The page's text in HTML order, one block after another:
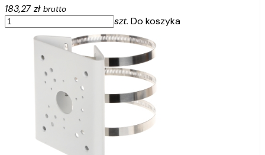
183,27 zł brutto
szt. Do koszyka